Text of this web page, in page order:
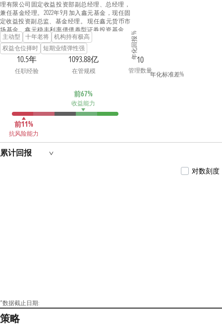
理有限公司固定收益投资部副总经理、总经理，
兼任基金经理。2022年9月加入鑫元基金，现任固
定收益投资副总监、基金经理。 现任鑫元货币市
场基金、鑫元稳丰利率债债券型证券投资基金、
鑫元富利三个月定期开放债券型发起式证券投资
基金、鑫元合丰纯债债券型证券投资基金、鑫元
合享纯债债券型证券投资基金、鑫元安鑫宝货币
市场基金、鑫元佳享120天持有期债券型证券投资
基金、鑫元中证同业存单AAA指数7天持有期证券投
主动型 十年老将
机构持有极高
权益仓位择时
短期业绩弹性强
10.5年
任职经验
1093.88亿
在管规模
10
管理数量
前67%
收益能力
前11%
抗风险能力
年化回报 %
年化标准差%
累计回报
对数刻度
*数据截止日期:
策略